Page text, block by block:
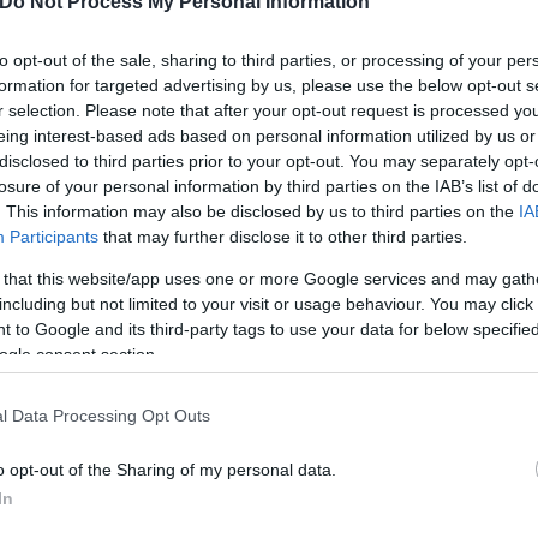
opt-out of the sale, sharing to third parties, or processing of your
for targeted advertising by us, please use the below opt-out
selection. Please note that after your opt-out request is processed
interest-based ads based on personal information utilized by us
to third parties prior to your opt-out. You may separately
of your personal information by third parties on the IAB’s list of
This information may also be disclosed by us to third parties on the
Participants that may further disclose it to other third parties.
that this website/app uses one or more Google services and may
but not limited to your visit or usage behaviour. You may
to Google and its third-party tags to use your data for below
consent section.
Data Processing Opt Outs
opt-out of the Sharing of my personal data.
αναλυτικά στις Αρχές όλα όσα συνέβησαν από
Ωστόσο, ορισμένα σημεία της κατάθεσής
διευκρινίσεις.
είναι εκείνος που υποστηρίζει ότι μετέφερε
όπλο τύπου φλόμπερ που φέρεται να